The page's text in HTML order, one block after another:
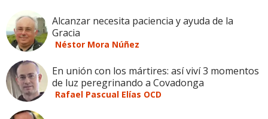
Alcanzar necesita paciencia y ayuda de la
Gracia
Néstor Mora Núñez
En unión con los mártires: así viví 3 momentos
de luz peregrinando a Covadonga
Rafael Pascual Elías OCD